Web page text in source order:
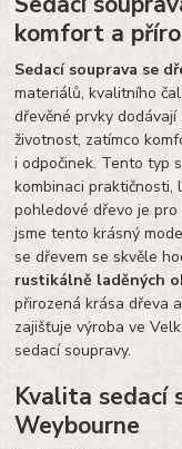
komfort a
Sedací souprava se
materiálů, kvalitního
dřevěné prvky
životnost, zatímco
i odpočinek. Tento typ
kombinaci praktičnosti,
pohledové dřevo je
jsme tento krásný
se dřevem se skvěle
rustikálně laděných
přirozená krása dřeva
zajišťuje výroba ve
sedací soupravy.
Kvalita sedací
Weybourne